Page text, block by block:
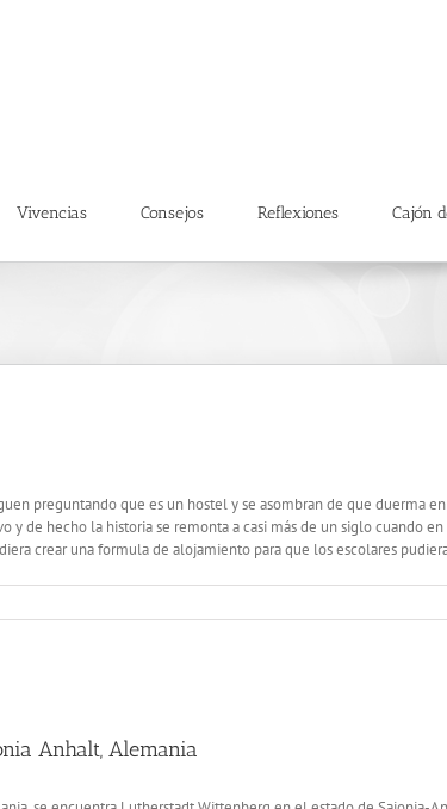
Vivencias Consejos Reflexiones Cajón
preguntando que es un hostel y se asombran de que duerma
de hecho la historia se remonta a casi más de un siglo cuando
crear una formula de alojamiento para que los escolares
Anhalt, Alemania